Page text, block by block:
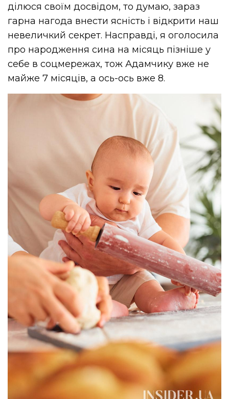
ділюся своїм досвідом, то думаю, зараз
гарна нагода внести ясність і відкрити наш
невеличкий секрет. Насправді, я оголосила
про народження сина на місяць пізніше у
себе в соцмережах, тож Адамчику вже не
майже 7 місяців, а ось-ось вже 8.